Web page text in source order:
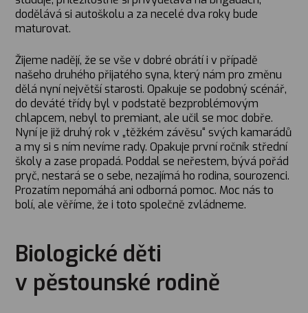
dodělává si autoškolu a za necelé dva roky bude
maturovat.
Žijeme nadějí, že se vše v dobré obrátí i v případě
našeho druhého přijatého syna, který nám pro změnu
dělá nyní největší starosti. Opakuje se podobný scénář,
do deváté třídy byl v podstatě bezproblémovým
chlapcem, nebyl to premiant, ale učil se moc dobře.
Nyní je již druhý rok v „těžkém závěsu“ svých kamarádů
a my si s ním nevíme rady. Opakuje první ročník střední
školy a zase propadá. Poddal se neřestem, bývá pořád
pryč, nestará se o sebe, nezajímá ho rodina, sourozenci.
Prozatím nepomáhá ani odborná pomoc. Moc nás to
bolí, ale věříme, že i toto společně zvládneme.
Biologické děti
v pěstounské rodině